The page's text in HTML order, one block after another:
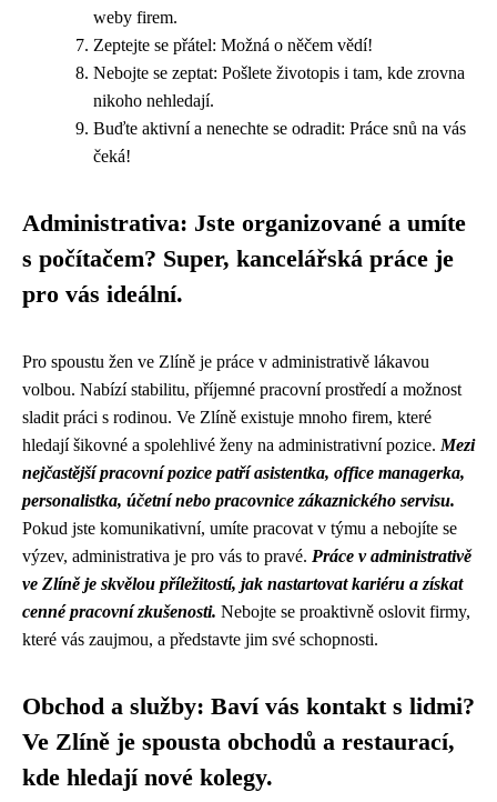
weby firem.
Zeptejte se přátel: Možná o něčem vědí!
Nebojte se zeptat: Pošlete životopis i tam, kde zrovna
nikoho nehledají.
Buďte aktivní a nenechte se odradit: Práce snů na vás
čeká!
Administrativa: Jste organizované a umíte
s počítačem? Super, kancelářská práce je
pro vás ideální.
Pro spoustu žen ve Zlíně je práce v administrativě lákavou
volbou. Nabízí stabilitu, příjemné pracovní prostředí a možnost
sladit práci s rodinou. Ve Zlíně existuje mnoho firem, které
hledají šikovné a spolehlivé ženy na administrativní pozice. Mezi
nejčastější pracovní pozice patří asistentka, office managerka,
personalistka, účetní nebo pracovnice zákaznického servisu.
Pokud jste komunikativní, umíte pracovat v týmu a nebojíte se
výzev, administrativa je pro vás to pravé. Práce v administrativě
ve Zlíně je skvělou příležitostí, jak nastartovat kariéru a získat
cenné pracovní zkušenosti. Nebojte se proaktivně oslovit firmy,
které vás zaujmou, a představte jim své schopnosti.
Obchod a služby: Baví vás kontakt s lidmi?
Ve Zlíně je spousta obchodů a restaurací,
kde hledají nové kolegy.